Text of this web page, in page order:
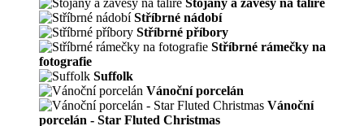
Stojany a závěsy na talíře
Stříbrné nádobí
Stříbrné příbory
Stříbrné rámečky na
fotografie
Suffolk
Vánoční porcelán
Vánoční
porcelán - Star Fluted Christmas